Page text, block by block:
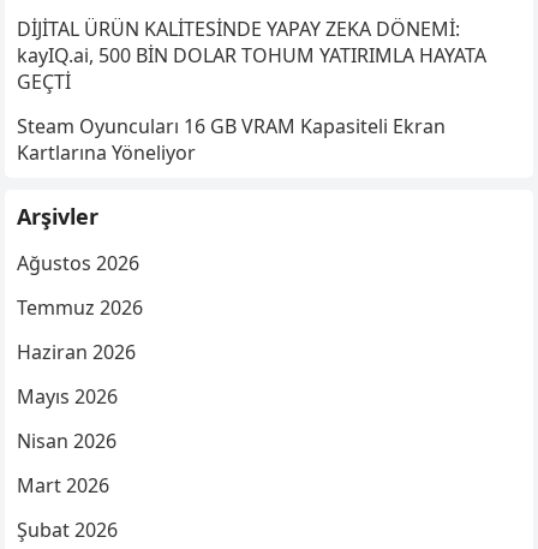
DİJİTAL ÜRÜN KALİTESİNDE YAPAY ZEKA DÖNEMİ:
kayIQ.ai, 500 BİN DOLAR TOHUM YATIRIMLA HAYATA
GEÇTİ
Steam Oyuncuları 16 GB VRAM Kapasiteli Ekran
Kartlarına Yöneliyor
Arşivler
Ağustos 2026
Temmuz 2026
Haziran 2026
Mayıs 2026
Nisan 2026
Mart 2026
Şubat 2026